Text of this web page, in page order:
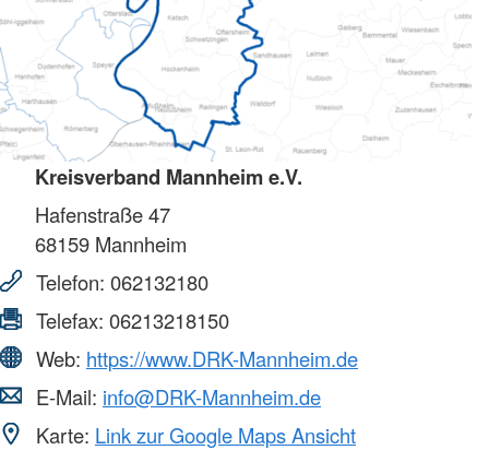
Kreisverband Mannheim e.V.
Hafenstraße 47
68159 Mannheim
Telefon: 062132180
Telefax: 06213218150
Web: https://www.DRK-Mannheim.de
E-Mail: info@DRK-Mannheim.de
Karte: Link zur Google Maps Ansicht